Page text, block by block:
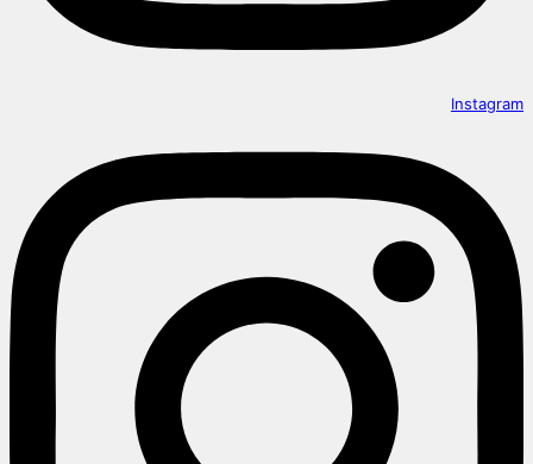
Instagram